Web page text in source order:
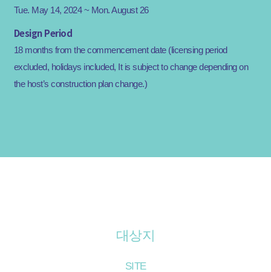
Tue. May 14, 2024 ~ Mon. August 26
Design Period
18 months from the commencement date (licensing period
excluded, holidays included, It is subject to change depending on
the host’s construction plan change.)
대상지
SITE